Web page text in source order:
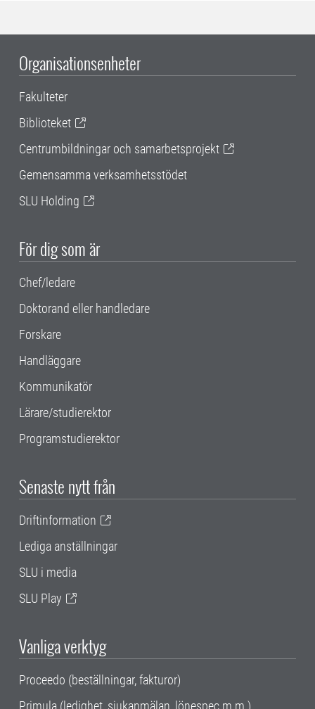
Organisationsenheter
Fakulteter
Biblioteket
Centrumbildningar och samarbetsprojekt
Gemensamma verksamhetsstödet
SLU Holding
För dig som är
Chef/ledare
Doktorand eller handledare
Forskare
Handläggare
Kommunikatör
Lärare/studierektor
Programstudierektor
Senaste nytt från
Driftinformation
Lediga anställningar
SLU i media
SLU Play
Vanliga verktyg
Proceedo (beställningar, fakturor)
Primula (ledighet, sjukanmälan, lönespec m.m.)